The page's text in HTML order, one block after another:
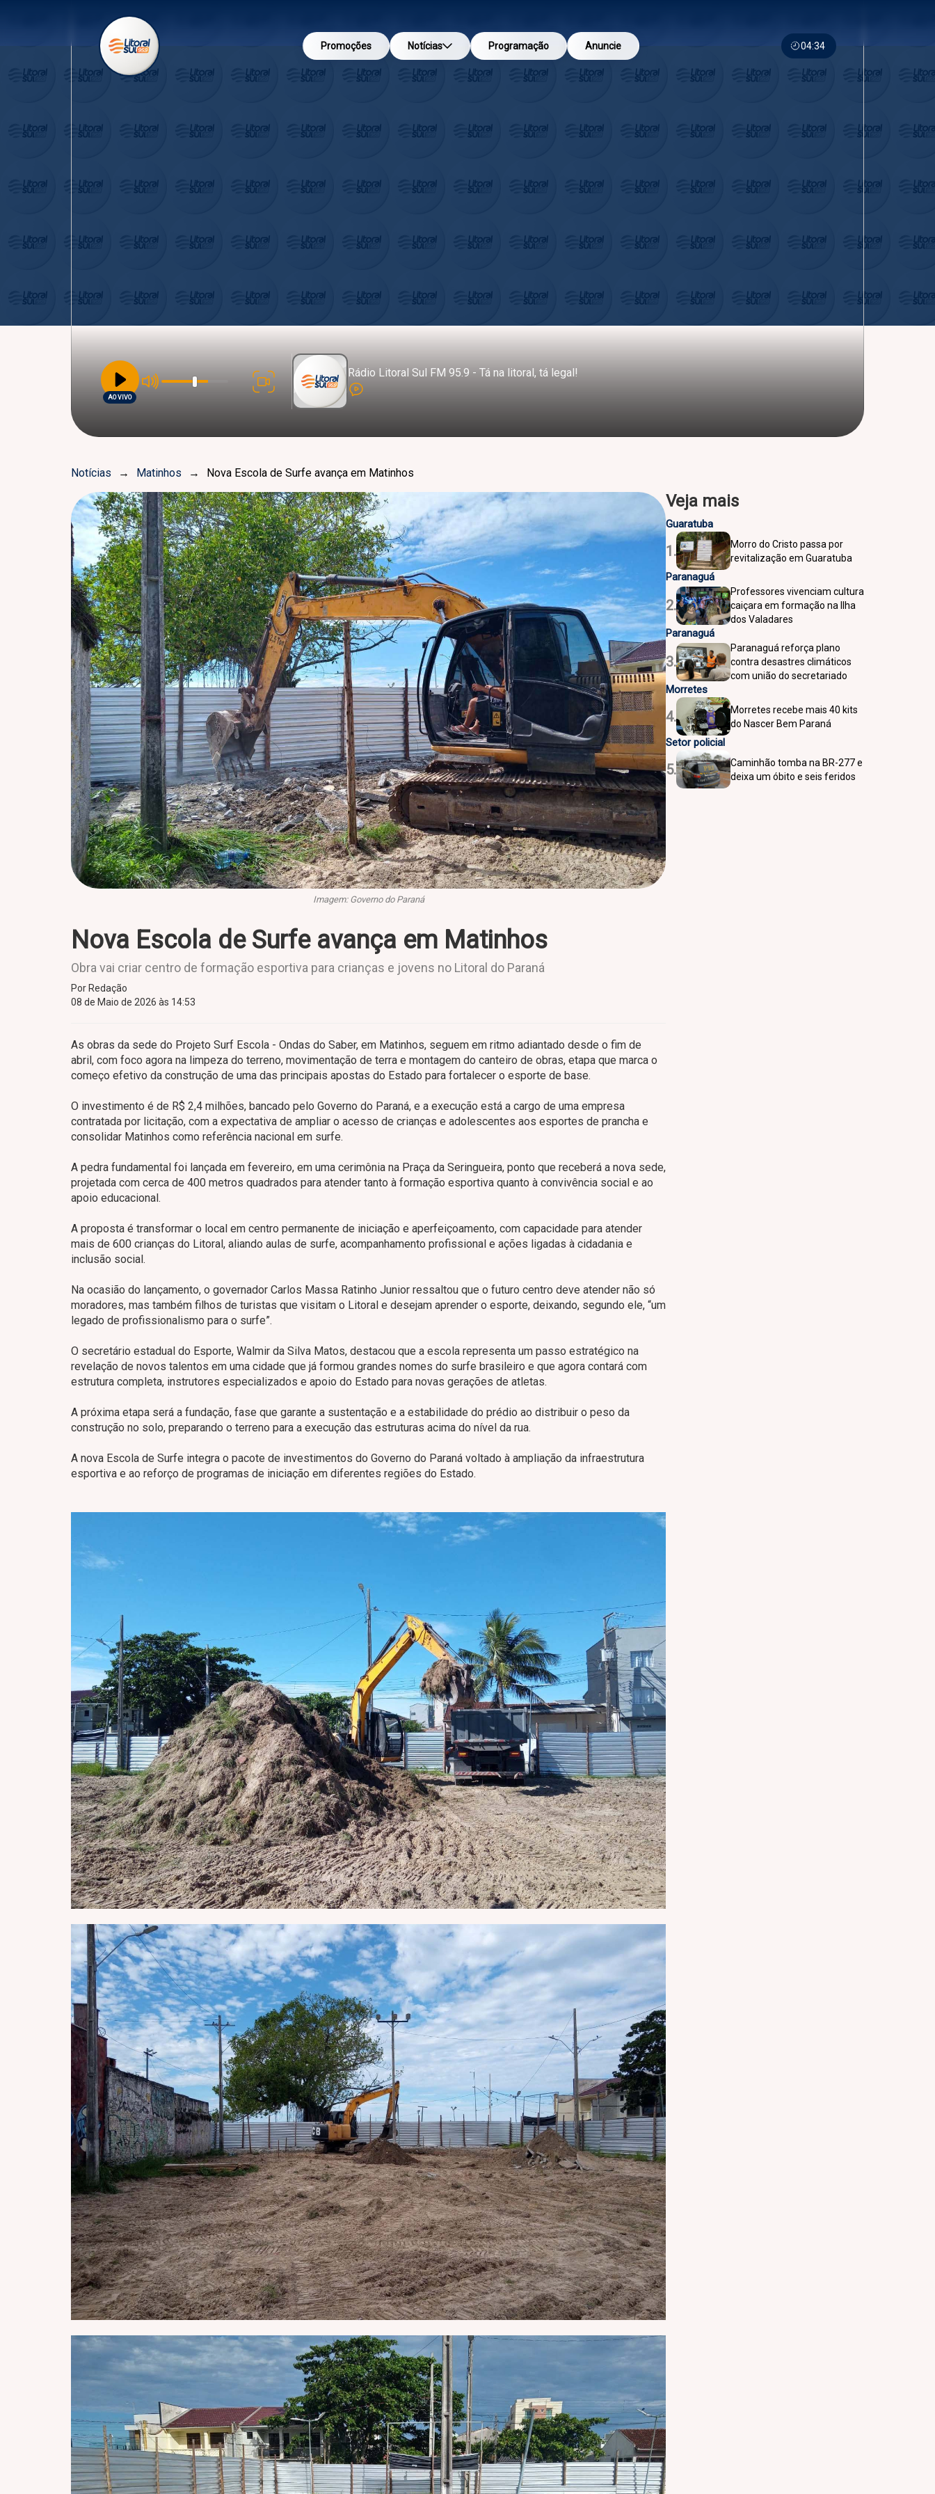
Promoções Notícias Programação Anuncie 04:34
AO VIVO
Rádio Litoral Sul FM 95.9 - Tá na litoral, tá legal!
Notícias → Matinhos → Nova Escola de Surfe avança em Matinhos
Imagem: Governo do Paraná
Nova Escola de Surfe avança em Matinhos
Obra vai criar centro de formação esportiva para crianças e jovens no Litoral do Paraná
Por Redação
08 de Maio de 2026 às 14:53
As obras da sede do Projeto Surf Escola - Ondas do Saber, em Matinhos, seguem em ritmo adiantado desde o fim de
abril, com foco agora na limpeza do terreno, movimentação de terra e montagem do canteiro de obras, etapa que marca o
começo efetivo da construção de uma das principais apostas do Estado para fortalecer o esporte de base.
O investimento é de R$ 2,4 milhões, bancado pelo Governo do Paraná, e a execução está a cargo de uma empresa
contratada por licitação, com a expectativa de ampliar o acesso de crianças e adolescentes aos esportes de prancha e
consolidar Matinhos como referência nacional em surfe.
A pedra fundamental foi lançada em fevereiro, em uma cerimônia na Praça da Seringueira, ponto que receberá a nova sede,
projetada com cerca de 400 metros quadrados para atender tanto à formação esportiva quanto à convivência social e ao
apoio educacional.
A proposta é transformar o local em centro permanente de iniciação e aperfeiçoamento, com capacidade para atender
mais de 600 crianças do Litoral, aliando aulas de surfe, acompanhamento profissional e ações ligadas à cidadania e
inclusão social.
Na ocasião do lançamento, o governador Carlos Massa Ratinho Junior ressaltou que o futuro centro deve atender não só
moradores, mas também filhos de turistas que visitam o Litoral e desejam aprender o esporte, deixando, segundo ele, “um
legado de profissionalismo para o surfe”.
O secretário estadual do Esporte, Walmir da Silva Matos, destacou que a escola representa um passo estratégico na
revelação de novos talentos em uma cidade que já formou grandes nomes do surfe brasileiro e que agora contará com
estrutura completa, instrutores especializados e apoio do Estado para novas gerações de atletas.
A próxima etapa será a fundação, fase que garante a sustentação e a estabilidade do prédio ao distribuir o peso da
construção no solo, preparando o terreno para a execução das estruturas acima do nível da rua.
A nova Escola de Surfe integra o pacote de investimentos do Governo do Paraná voltado à ampliação da infraestrutura
esportiva e ao reforço de programas de iniciação em diferentes regiões do Estado.
Veja mais
Guaratuba
1.
Morro do Cristo passa por
revitalização em Guaratuba
Paranaguá
2.
Professores vivenciam cultura
caiçara em formação na Ilha
dos Valadares
Paranaguá
3.
Paranaguá reforça plano
contra desastres climáticos
com união do secretariado
Morretes
4.
Morretes recebe mais 40 kits
do Nascer Bem Paraná
Setor policial
5.
Caminhão tomba na BR-277 e
deixa um óbito e seis feridos